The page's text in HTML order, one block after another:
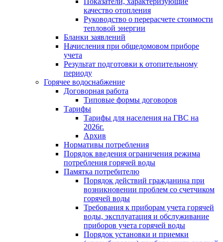
качество отопления
Руководство о перерасчете стоимости
тепловой энергии
Бланки заявлений
Начисления при общедомовом приборе
учета
Результат подготовки к отопительному
периоду
Горячее водоснабжение
Договорная работа
Типовые формы договоров
Тарифы
Тарифы для населения на ГВС на
2026г.
Архив
Нормативы потребления
Порядок введения ограничения режима
потребления горячей воды
Памятка потребителю
Порядок действий гражданина при
возникновении проблем со счетчиком
горячей воды
Требования к приборам учета горячей
воды, эксплуатация и обслуживание
приборов учета горячей воды
Порядок установки и приемки